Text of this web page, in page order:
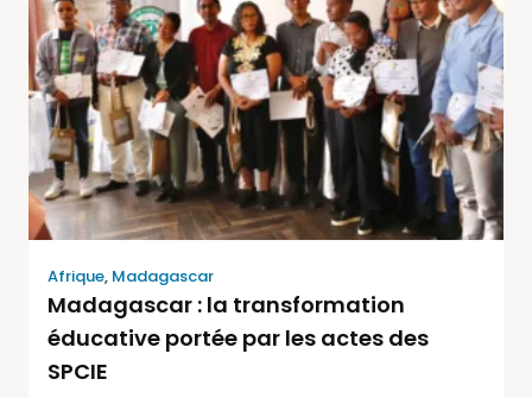
Afrique, Madagascar
Madagascar : la transformation
éducative portée par les actes des
SPCIE